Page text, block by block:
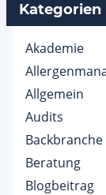
Kategorien
Akademie
Allgemein
Audits
Backbranche
Beratung
Blogbeitrag